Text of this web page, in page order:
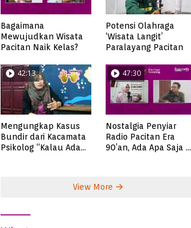
Bagaimana
Mewujudkan Wisata
Pacitan Naik Kelas?
Potensi Olahraga
‘Wisata Langit’
Paralayang Pacitan
42:13
Mengungkap Kasus
Bundir dari Kacamata
Psikolog “Kalau Ada
47:30
Nostalgia Penyiar
Radio Pacitan Era
90’an, Ada Apa Saja di
View More